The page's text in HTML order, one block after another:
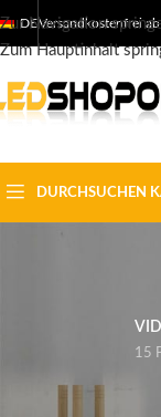
Zur Navigation
Zum Hauptinhalt
DEVersandkostenfrei
DURCHSUCHEN
15
NACH PREIS FILTERN